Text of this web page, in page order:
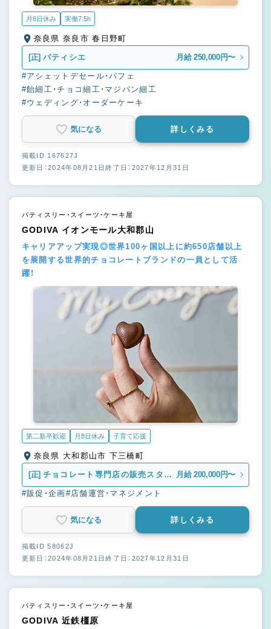
月8日休み 実働7.5h
奈良県 奈良市 春日野町
[正] パティシエ 月給 250,000円〜
#アシェットデセール・パフェ
#飴細工・チョコ細工・マジパン細工
#ウェディング・オーダーケーキ
気になる 詳しくみる
掲載ID 167627J
更新日：2024年08月21日終了日：2027年12月31日
パティスリー・スイーツ・ケーキ屋
GODIVA イオンモール大和郡山
キャリアアップ実現◎世界100ヶ国以上に約650店舗以上
を展開する世界的チョコレートブランドの一員として活
躍！
第二新卒歓迎 月8日休み 子育て応援
奈良県 大和郡山市 下三橋町
[正] チョコレート専門店の販売スタッ
フ
月給 200,000円〜
#販促・企画#店舗運営・マネジメント
気になる 詳しくみる
掲載ID 58062J
更新日：2024年08月21日終了日：2027年12月31日
パティスリー・スイーツ・ケーキ屋
GODIVA 近鉄橿原